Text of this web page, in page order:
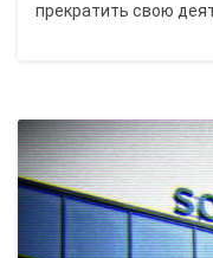
прекратить свою